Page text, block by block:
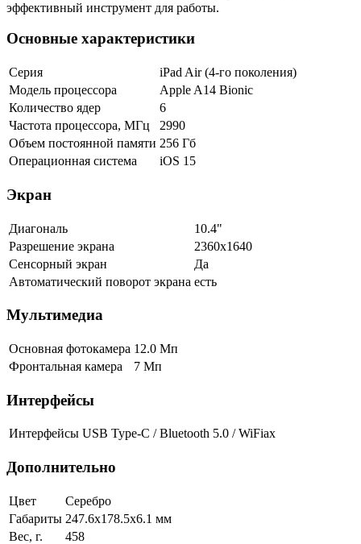
эффективный инструмент для работы.
Основные характеристики
Серия
iPad Air (4-го поколения)
Модель процессора
Apple A14 Bionic
Количество ядер
6
Частота процессора, МГц
2990
Объем постоянной памяти 256 Гб
Операционная система
iOS 15
Экран
Диагональ
10.4"
Разрешение экрана
2360x1640
Сенсорный экран
Да
Автоматический поворот экрана есть
Мультимедиа
Основная фотокамера 12.0 Мп
Фронтальная камера
7 Мп
Интерфейсы
Интерфейсы USB Type-C / Bluetooth 5.0 / WiFiax
Дополнительно
Цвет
Серебро
Габариты 247.6x178.5x6.1 мм
Вес, г.
458